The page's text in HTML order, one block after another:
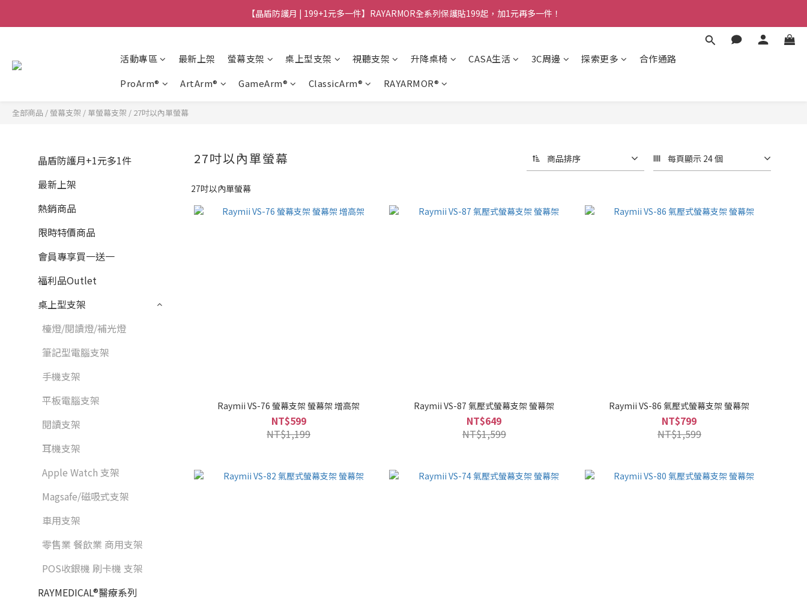
【晶盾防護月 | 199+1元多一件】RAYARMOR全系列保護貼199起，加1元再多一件！
活動專區 最新上架 螢幕支架 桌上型支架 視聽支架 升降桌椅 CASA生活 3C周邊 探索更多
合作通路
ProArm®
ArtArm® GameArm® ClassicArm® RAYARMOR®
全部商品 / 螢幕支架 / 單螢幕支架 / 27吋以內單螢幕
晶盾防護月+1元多1件
最新上架
熱銷商品
限時特價商品
會員專享買一送一
福利品Outlet
桌上型支架
檯燈/閱讀燈/補光燈
筆記型電腦支架
手機支架
平板電腦支架
閱讀支架
耳機支架
Apple Watch 支架
Magsafe/磁吸式支架
車用支架
零售業 餐飲業 商用支架
POS收銀機 刷卡機 支架
RAYMEDICAL®醫療系列
27吋以內單螢幕 商品排序 每頁顯示 24 個
27吋以內單螢幕
Raymii VS-76 螢幕支架 螢幕架 增高架
NT$599
NT$1,199
Raymii VS-87 氣壓式螢幕支架 螢幕架
NT$649
NT$1,599
Raymii VS-86 氣壓式螢幕支架 螢幕架
NT$799
NT$1,599